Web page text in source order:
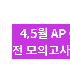
4,5월
전 모의고사